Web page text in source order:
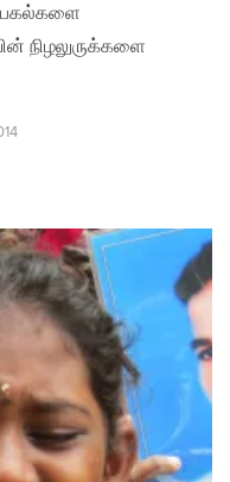
பகல்களை
நிழலுருக்களை